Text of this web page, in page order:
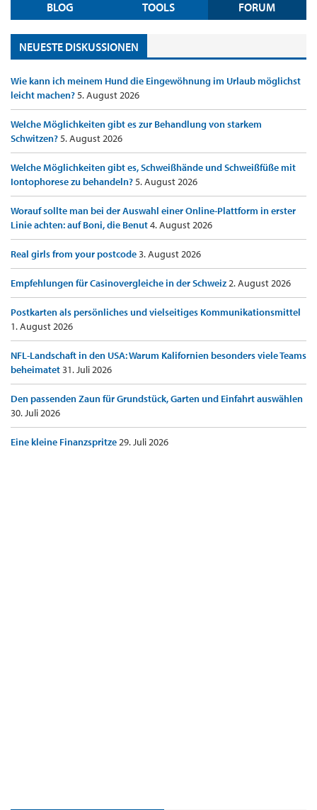
BLOG TOOLS FORUM
NEUESTE DISKUSSIONEN
Wie kann ich meinem Hund die Eingewöhnung im Urlaub möglichst
leicht machen?5. August 2026
Welche Möglichkeiten gibt es zur Behandlung von starkem
Schwitzen?5. August 2026
Welche Möglichkeiten gibt es, Schweißhände und Schweißfüße mit
Iontophorese zu behandeln?5. August 2026
Worauf sollte man bei der Auswahl einer Online-Plattform in erster
Linie achten: auf Boni, die Benut4. August 2026
Real girls from your postcode3. August 2026
Empfehlungen für Casinovergleiche in der Schweiz2. August 2026
Postkarten als persönliches und vielseitiges Kommunikationsmittel
1. August 2026
NFL-Landschaft in den USA: Warum Kalifornien besonders viele Teams
beheimatet31. Juli 2026
Den passenden Zaun für Grundstück, Garten und Einfahrt auswählen
30. Juli 2026
Eine kleine Finanzspritze29. Juli 2026